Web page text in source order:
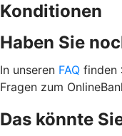
Konditionen
Haben Sie
In unseren FAQ finden
Fragen zum
Das könnte